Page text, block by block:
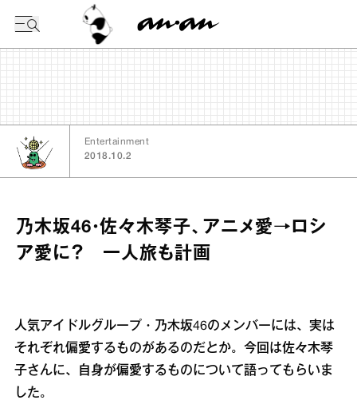
Entertainment
2018.10.2
乃木坂46・佐々木琴子、アニメ愛→ロシ
ア愛に？ 一人旅も計画
人気アイドルグループ・乃木坂46のメンバーには、実は
それぞれ偏愛するものがあるのだとか。今回は佐々木琴
子さんに、自身が偏愛するものについて語ってもらいま
した。